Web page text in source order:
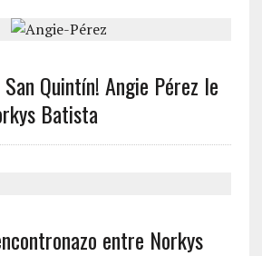
Quintín! Angie Pérez le
Batista
entre Norkys